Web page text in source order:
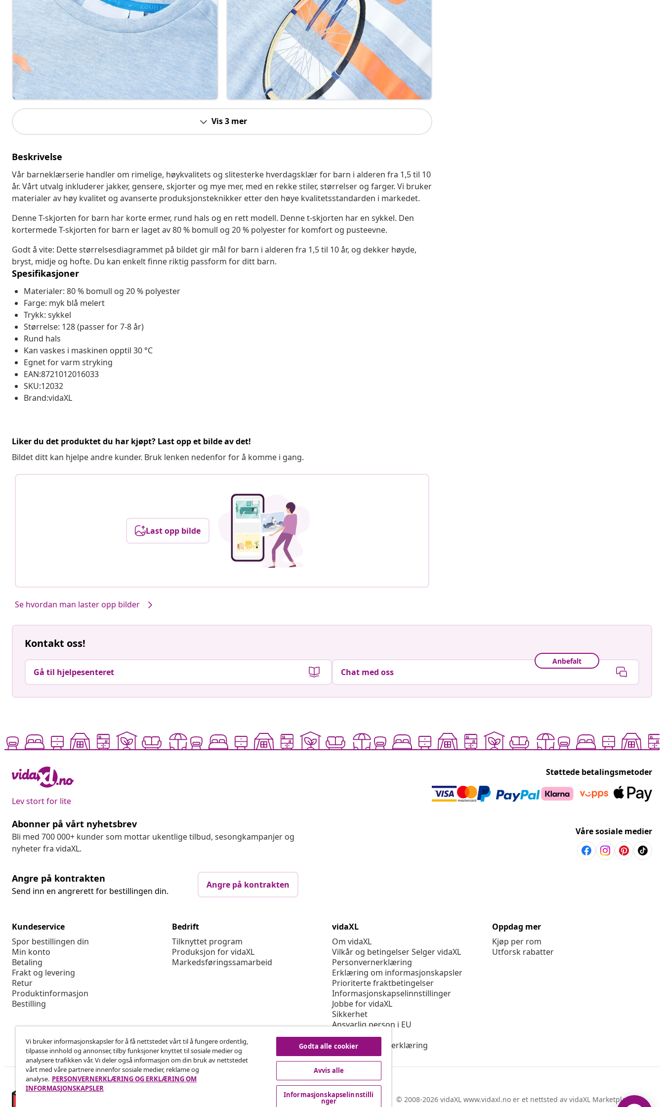
Vis 3 mer
Beskrivelse
Vår barneklærserie handler om rimelige, høykvalitets og slitesterke hverdagsklær for barn i alderen fra 1,5 til 10
år. Vårt utvalg inkluderer jakker, gensere, skjorter og mye mer, med en rekke stiler, størrelser og farger. Vi bruker
materialer av høy kvalitet og avanserte produksjonsteknikker etter den høye kvalitetsstandarden i markedet.
Denne T-skjorten for barn har korte ermer, rund hals og en rett modell. Denne t-skjorten har en sykkel. Den
kortermede T-skjorten for barn er laget av 80 % bomull og 20 % polyester for komfort og pusteevne.
Godt å vite: Dette størrelsesdiagrammet på bildet gir mål for barn i alderen fra 1,5 til 10 år, og dekker høyde,
bryst, midje og hofte. Du kan enkelt finne riktig passform for ditt barn.
Spesifikasjoner
Materialer: 80 % bomull og 20 % polyester
Farge: myk blå melert
Trykk: sykkel
Størrelse: 128 (passer for 7-8 år)
Rund hals
Kan vaskes i maskinen opptil 30 °C
Egnet for varm stryking
EAN:8721012016033
SKU:12032
Brand:vidaXL
Liker du det produktet du har kjøpt? Last opp et bilde av det!
Bildet ditt kan hjelpe andre kunder. Bruk lenken nedenfor for å komme i gang.
Last opp bilde
Se hvordan man laster opp bilder
Kontakt oss!
Gå til hjelpesenteret
Anbefalt
Chat med oss
Lev stort for lite
Støttede betalingsmetoder
Abonner på vårt nyhetsbrev
Bli med 700 000+ kunder som mottar ukentlige tilbud, sesongkampanjer og
nyheter fra vidaXL.
Våre sosiale medier
Angre på kontrakten
Send inn en angrerett for bestillingen din.
Angre på kontrakten
Kundeservice
Spor bestillingen din
Min konto
Betaling
Frakt og levering
Retur
Produktinformasjon
Bestilling
Bedrift
Tilknyttet program
Produksjon for vidaXL
Markedsføringssamarbeid
vidaXL
Om vidaXL
Vilkår og betingelser Selger vidaXL
Personvernerklæring
Erklæring om informasjonskapsler
Prioriterte fraktbetingelser
Informasjonskapselinnstillinger
Jobbe for vidaXL
Sikkerhet
Ansvarlig person i EU
Politikken EPR
Tilgjengelighetserklæring
Oppdag mer
Kjøp per rom
Utforsk rabatter
© 2008-2026 vidaXL www.vidaxl.no er et nettsted av vidaXL Marketplace
Vi bruker informasjonskapsler for å få nettstedet vårt til å fungere ordentlig,
tilpasse innhold og annonser, tilby funksjoner knyttet til sosiale medier og
analysere trafikken vår. Vi deler også informasjon om din bruk av nettstedet
vårt med våre partnere innenfor sosiale medier, reklame og
analyse. PERSONVERNERKLÆRING OG ERKLÆRING OM
INFORMASJONSKAPSLER
Godta alle cookier
Avvis alle
Informasjonskapselinnstilli
nger